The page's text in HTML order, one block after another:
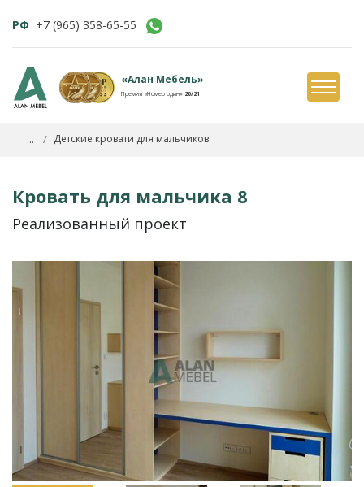
РФ +7 (965) 358-65-55
«Алан Мебель»
Премия «Номер один» 20/21
... Детские кровати для мальчиков
Кровать для мальчика 8
Реализованный проект